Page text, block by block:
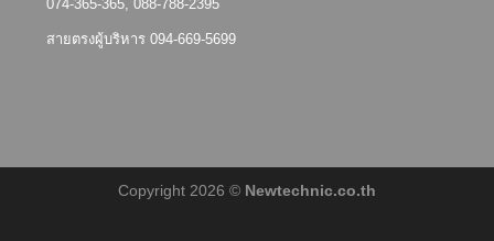
074-365-365, 088-788-2395
สายตรงผู้บริหาร 094-669-5699
Copyright 2026 © Newtechnic.co.th